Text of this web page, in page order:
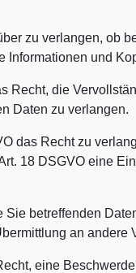
zu verlangen, ob
und
Recht, die
Daten zu verlangen.
das Recht zu
18 DSGVO eine
betreffenden
an andere
eine